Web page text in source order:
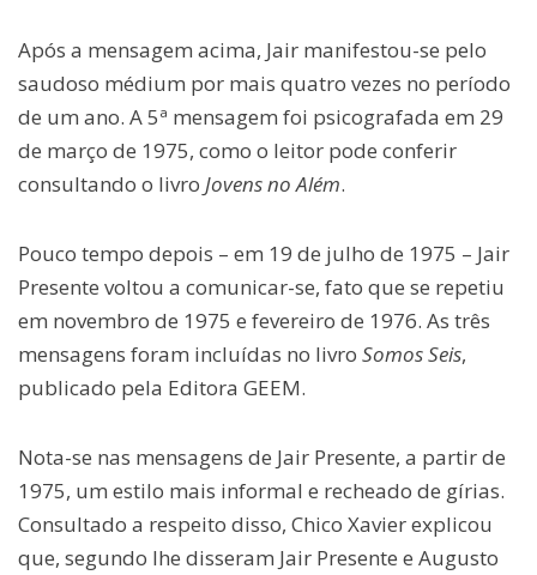
Após a mensagem acima, Jair manifestou-se pelo
saudoso médium por mais quatro vezes no período
de um ano. A 5ª mensagem foi psicografada em 29
de março de 1975, como o leitor pode conferir
consultando o livro Jovens no Além.
Pouco tempo depois – em 19 de julho de 1975 – Jair
Presente voltou a comunicar-se, fato que se repetiu
em novembro de 1975 e fevereiro de 1976. As três
mensagens foram incluídas no livro Somos Seis,
publicado pela Editora GEEM.
Nota-se nas mensagens de Jair Presente, a partir de
1975, um estilo mais informal e recheado de gírias.
Consultado a respeito disso, Chico Xavier explicou
que, segundo lhe disseram Jair Presente e Augusto